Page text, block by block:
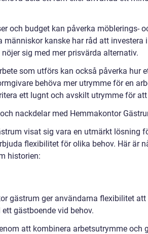
och budget kan påverka möblerings-
människor kanske har råd att investera
sig med mer prisvärda alternativ.
som utförs kan också påverka hur
behöva mer utrymme för en
ett lugnt och avskilt utrymme för att
nackdelar med Hemmakontor
visat sig vara en utmärkt lösning
flexibilitet för olika behov. Här är
historien:
gästrum ger användarna flexibilitet
gästboende vid behov.
att kombinera arbetsutrymme och